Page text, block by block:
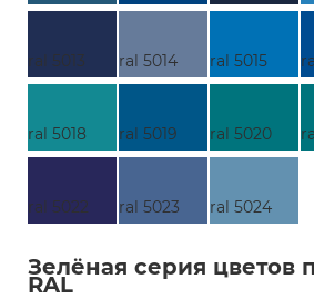
ral 5013 ral 5014 ral 5015
ral 5018 ral 5019 ral 5020
ral 5022 ral 5023 ral 5024
Зелёная серия цветов
RAL